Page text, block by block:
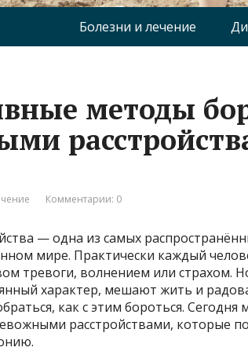
Болезни и лечение
методы
Комментарии: 0
— одна из самых
мире. Практически каждый
тревоги, волнением или страхом.
характер, мешают жить и
как с этим бороться.
расстройствами, которые